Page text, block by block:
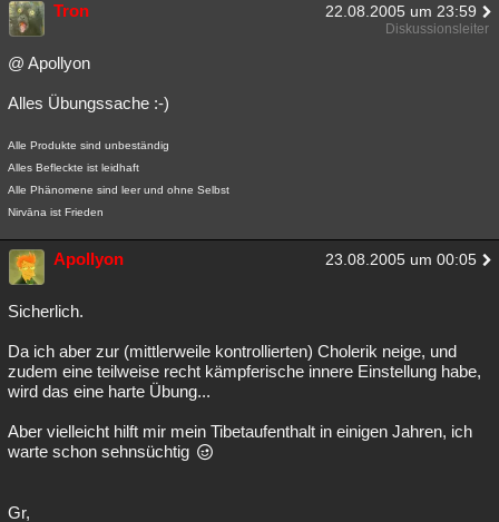
Tron 22.08.2005 um 23:59
Diskussionsleiter
@ Apollyon
Alles Übungssache :-)
Alle Produkte sind unbeständig
Alles Befleckte ist leidhaft
Alle Phänomene sind leer und ohne Selbst
Nirvāna ist Frieden
Apollyon 23.08.2005 um 00:05
Sicherlich.
Da ich aber zur (mittlerweile kontrollierten) Cholerik neige, und
zudem eine teilweise recht kämpferische innere Einstellung habe,
wird das eine harte Übung...
Aber vielleicht hilft mir mein Tibetaufenthalt in einigen Jahren, ich
warte schon sehnsüchtig
Gr,